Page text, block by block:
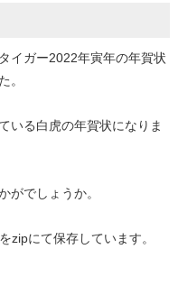
イガー2022年寅年の年賀状
。
いる白虎の年賀状になりま
がでしょうか。
zipにて保存しています。